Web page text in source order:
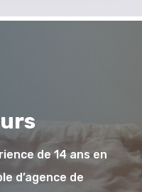
de 14 ans en
d’agence de